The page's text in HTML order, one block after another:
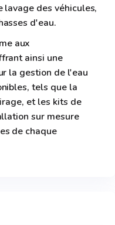
des véhicules,
d'eau.
aux
ainsi une
la gestion de l'eau
tels que la
et les kits de
sur mesure
de chaque